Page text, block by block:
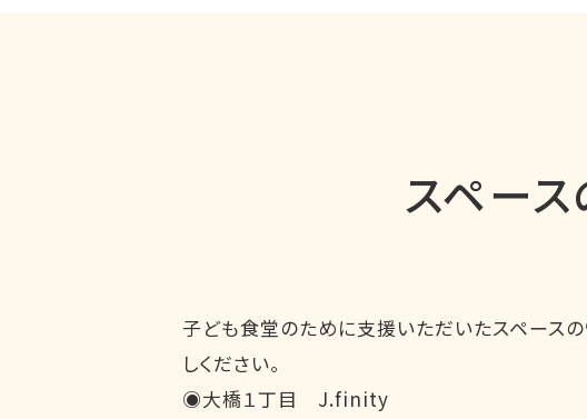
スペー
子ども食堂のために支援いただいたスペース
しください。
◉大橋１丁目 J.finity